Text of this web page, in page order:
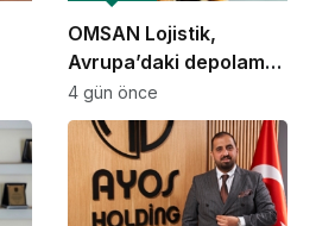
OMSAN Lojistik,
Avrupa’daki depolama
ve dağıtım
operasyonlarına
başladı
4 gün önce